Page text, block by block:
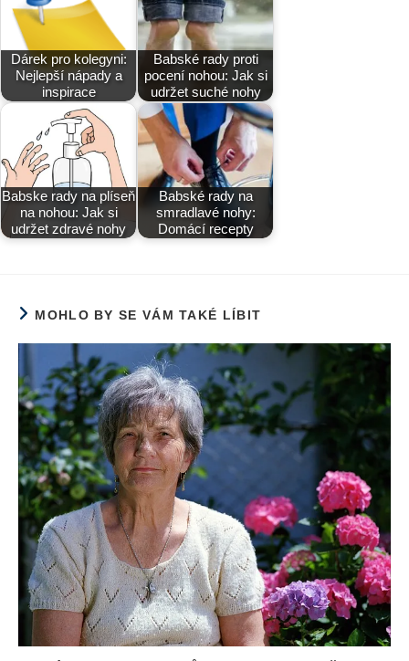
Dárek pro kolegyni:
Nejlepší nápady a
inspirace
Babské rady proti
pocení nohou: Jak si
udržet suché nohy
Babske rady na plíseň
na nohou: Jak si
udržet zdravé nohy
Babské rady na
smradlavé nohy:
Domácí recepty
MOHLO BY SE VÁM TAKÉ LÍBIT